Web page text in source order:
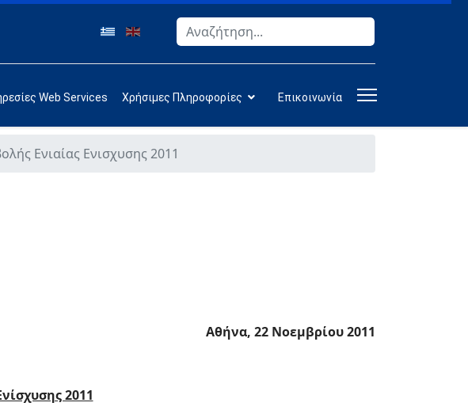
Αναζήτηση
Web Services Χρήσιμες Πληροφορίες Επικοινωνία
Ενιαίας Ενισχυσης 2011
Αθήνα, 22 Νοεμβρίου 2011
2011